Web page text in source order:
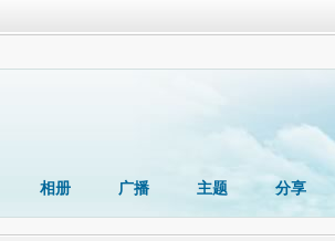
相册 广播 主题 分享